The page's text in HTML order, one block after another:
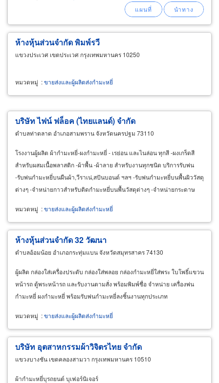
ห้างหุ้นส่วนจำกัด พิมพ์รวี
แขวงประเวศ เขตประเวศ กรุงเทพมหานคร 10250
หมวดหมู่ :ขายส่งและผู้ผลิตส่งกำมะหยี่
บริษัท ไฟน์ ฟล็อค (ไทยแลนด์) จำกัด
ตำบลท่าตลาด อำเภอสามพราน จังหวัดนครปฐม 73110
โรงงานผู้ผลิต ผ้ากำมะหยี่-ผงกำมะหยี่ - เรย่อน และไนล่อน ทุกสี -ผงเกร็ดสี
สำหรับผสมเนื้อพลาสติก -ผ้าพื้น -ผ้าลาย สำหรับงานทุกชนิด บริการรับพ่น
-รับพ่นกำมะหยี่บนผืนผ้า,วีราเน่,สปันบอนด์ ฯลฯ -รับพ่นกำมะหยี่บนพื้นผิววัสดุ
ต่างๆ -จำหน่ายกาวสำหรับติดกำมะหยี่บนพื้นวัสดุต่างๆ -จำหน่ายกระดาษ
หมวดหมู่ :ขายส่งและผู้ผลิตส่งกำมะหยี่
ห้างหุ้นส่วนจำกัด 32 วัฒนา
ตำบลอ้อมน้อย อำเภอกระทุ่มแบน จังหวัดสมุทรสาคร 74130
ผู้ผลิต กล่องใส่เครื่องประดับ กล่องใส่พลอย กล่องกำมะหยี่ใส่พระ ใบโพธิ์แขวน
หน้ารถ ตู้พระหน้ารถ และรับงานตามสั่ง พร้อมพิมพ์ชื่อ จำหน่าย เครื่องพ่น
กำมะหยี่ ผงกำมะหยี่ พร้อมรับพ่นกำมะหยี่ลงชิ้นงานทุกประเภท
หมวดหมู่ :ขายส่งและผู้ผลิตส่งกำมะหยี่
บริษัท อุตสาหกรรมผ้าวิจิตรไทย จำกัด
แขวงบางชัน เขตคลองสามวา กรุงเทพมหานคร 10510
ผ้ากำมะหยี่บุรถยนต์ บุเฟอร์นิเจอร์